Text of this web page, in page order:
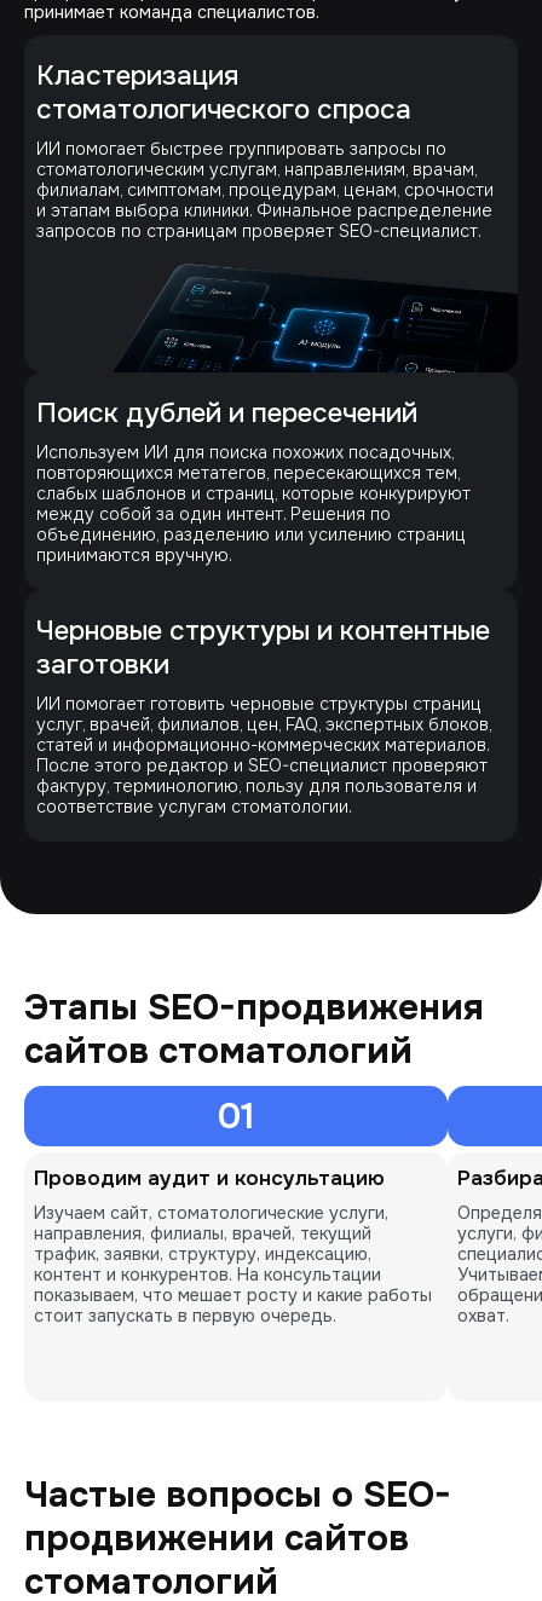
принимает команда специалистов.
Кластеризация
стоматологического спроса
ИИ помогает быстрее группировать запросы по
стоматологическим услугам, направлениям, врачам,
филиалам, симптомам, процедурам, ценам, срочности
и этапам выбора клиники. Финальное распределение
запросов по страницам проверяет SEO-специалист.
Поиск дублей и пересечений
Используем ИИ для поиска похожих посадочных,
повторяющихся метатегов, пересекающихся тем,
слабых шаблонов и страниц, которые конкурируют
между собой за один интент. Решения по
объединению, разделению или усилению страниц
принимаются вручную.
Черновые структуры и контентные
заготовки
ИИ помогает готовить черновые структуры страниц
услуг, врачей, филиалов, цен, FAQ, экспертных блоков,
статей и информационно-коммерческих материалов.
После этого редактор и SEO-специалист проверяют
фактуру, терминологию, пользу для пользователя и
соответствие услугам стоматологии.
Этапы SEO-продвижения
сайтов стоматологий
01
Проводим аудит и консультацию
Изучаем сайт, стоматологические услуги,
направления, филиалы, врачей, текущий
трафик, заявки, структуру, индексацию,
контент и конкурентов. На консультации
показываем, что мешает росту и какие работы
стоит запускать в первую очередь.
услуги,
охват.
Частые вопросы о SEO-
продвижении сайтов
стоматологий